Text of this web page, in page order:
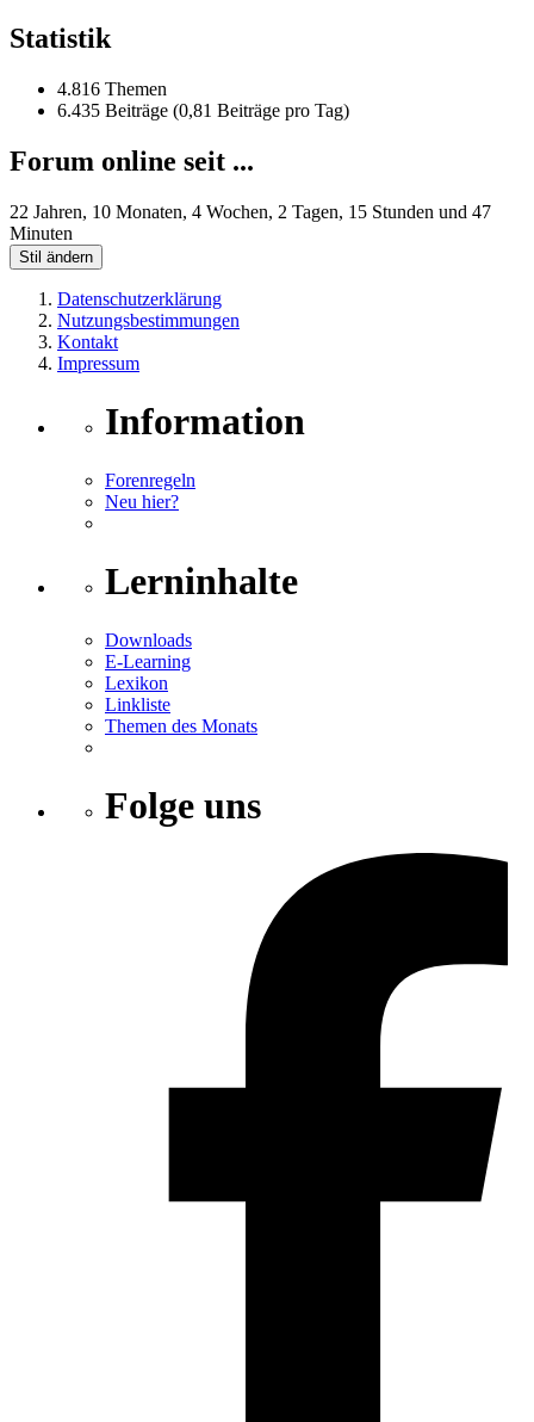
Statistik
4.816 Themen
6.435 Beiträge (0,81 Beiträge pro Tag)
Forum online seit ...
22 Jahren, 10 Monaten, 4 Wochen, 2 Tagen, 15 Stunden und 47
Minuten
Stil ändern
Datenschutzerklärung
Nutzungsbestimmungen
Kontakt
Impressum
Information
Forenregeln
Neu hier?
Lerninhalte
Downloads
E-Learning
Lexikon
Linkliste
Themen des Monats
Folge uns